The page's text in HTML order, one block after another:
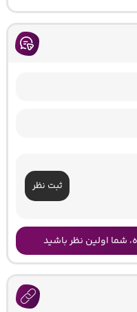
ثبت نظر
شما اولین نظر باشید